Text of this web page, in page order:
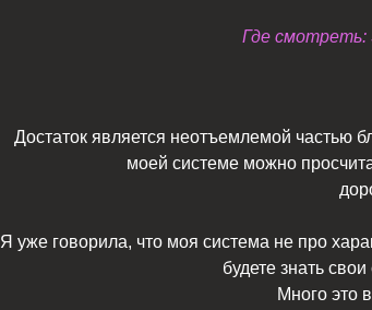
Где смотреть:
Достаток является неотъемлемой частью
моей системе можно
Я уже говорила, что моя система не про
будете знать
Много это